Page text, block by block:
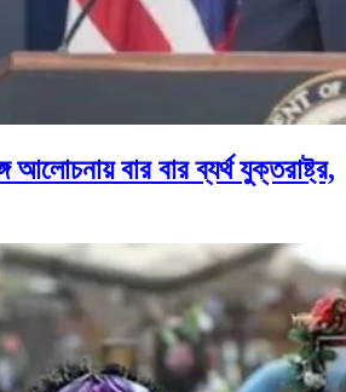
আলোচনায় বার বার ব্যর্থ যুক্তরাষ্ট্র,